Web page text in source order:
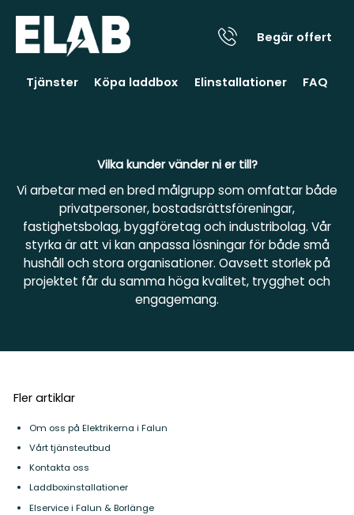
Begär offert
Tjänster Köpa laddbox Elinstallationer FAQ
Vilka kunder vänder ni er till?
Vi arbetar med en bred målgrupp som omfattar både
privatpersoner, bostadsrättsföreningar,
fastighetsbolag, byggföretag och industribolag. Vår
styrka är att vi kan anpassa lösningar för både små
hushåll och stora organisationer. Oavsett storlek på
projektet får du samma höga kvalitet, trygghet och
engagemang.
Fler artiklar
Om oss på Elektrikerna i Falun
Vårt tjänsteutbud
Kontakta oss
Laddboxinstallationer
Elservice i Falun & Borlänge